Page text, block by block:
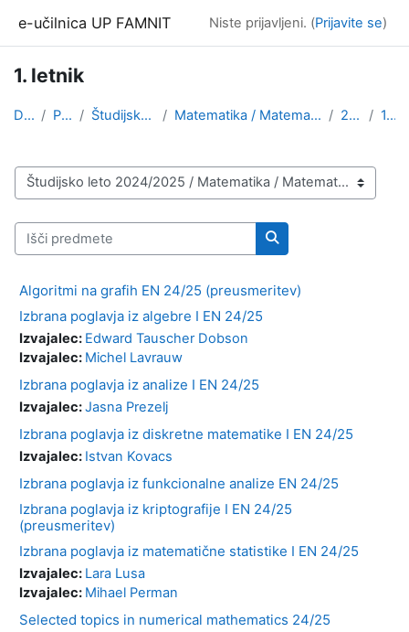
e-učilnica UP FAMNIT Niste prijavljeni. (Prijavite se)
1. letnik
Domov Predmeti Študijsko leto 2024/2025 Matematika / Matematične znanosti, angleška izvedb... 2. stopnja 1. letnik
Kategorije predmetov
Išči predmete
Išči predmete
Algoritmi na grafih EN 24/25 (preusmeritev)
Izbrana poglavja iz algebre I EN 24/25
Izvajalec: Edward Tauscher Dobson
Izvajalec: Michel Lavrauw
Izbrana poglavja iz analize I EN 24/25
Izvajalec:Jasna Prezelj
Izbrana poglavja iz diskretne matematike I EN 24/25
Izvajalec: Istvan Kovacs
Izbrana poglavja iz funkcionalne analize EN 24/25
Izbrana poglavja iz kriptografije I EN 24/25
(preusmeritev)
Izbrana poglavja iz matematične statistike I EN 24/25
Izvajalec: Lara Lusa
Izvajalec: Mihael Perman
Selected topics in numerical mathematics 24/25